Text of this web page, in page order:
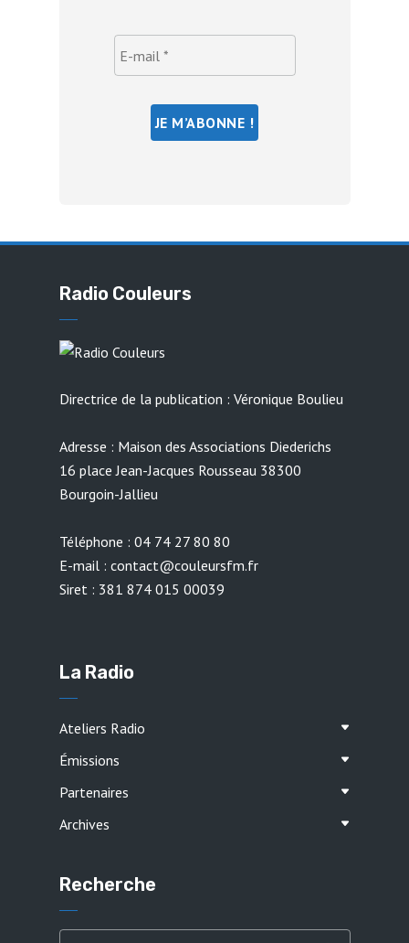
Radio Couleurs
Directrice de la publication : Véronique Boulieu
Adresse : Maison des Associations Diederichs
16 place Jean-Jacques Rousseau 38300
Bourgoin-Jallieu
Téléphone : 04 74 27 80 80
E-mail : contact@couleursfm.fr
Siret : 381 874 015 00039
La Radio
Ateliers Radio
Émissions
Partenaires
Archives
Recherche